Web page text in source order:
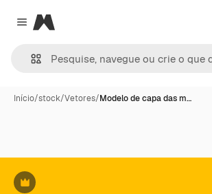
Close menu
Magnific
Início/stock/Vetores/Modelo de capa das m…
Premium